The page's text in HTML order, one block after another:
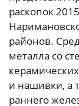
раскопок
районов.
металла со
и нашивки, а
раннего